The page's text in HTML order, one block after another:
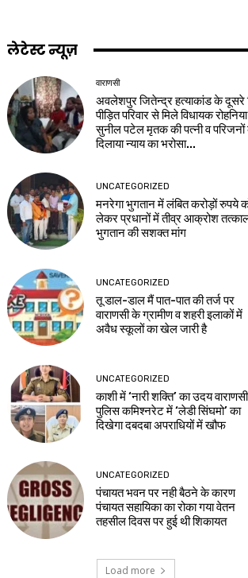
लेटेस्ट न्यूज़
वाराणसी
अवलेशपुर जितेन्द्र हत्याकांड के दूसरे
पीड़ित परिवार से मिले विधायक रोहनिया
सुनील पटेल मृतक की पत्नी व परिजनों
दिलाया न्याय का भरोसा...
UNCATEGORIZED
मनरेगा भुगतान में लंबित करोड़ों रुपये
लेकर प्रधानों में तीव्र आक्रोश
भुगतान की सशक्त मांग
UNCATEGORIZED
तू डाल-डाल मैं पात-पात की तर्ज पर
वाराणसी के ग्रामीण व शहरी इलाकों में
अवैध स्कूलों का खेल जारी है
UNCATEGORIZED
काशी में ‘नारी शक्ति’ का उदय वाराणसी
पुलिस कमिश्नरेट में ‘लेडी सिंघमो’ का
दिखेगा दबदबा अपराधियों में खौफ
UNCATEGORIZED
पंचायत भवन पर नही बैठने के कारण
पंचायत सहायिका का रोका गया वेतन
तहसील दिवस पर हुई थी शिकायत
Load more